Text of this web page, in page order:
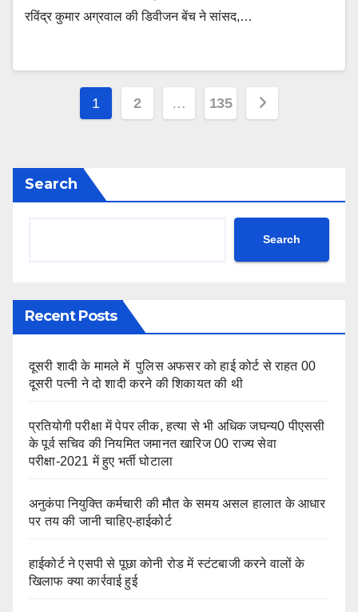
रविंद्र कुमार अग्रवाल की डिवीजन बेंच ने सांसद,…
Posts
1 2 … 135
Search
Search
Recent Posts
दूसरी शादी के मामले में पुलिस अफसर को हाई कोर्ट से राहत 00
दूसरी पत्नी ने दो शादी करने की शिकायत की थी
प्रतियोगी परीक्षा में पेपर लीक, हत्या से भी अधिक जघन्य0 पीएससी
के पूर्व सचिव की नियमित जमानत खारिज 00 राज्य सेवा
परीक्षा-2021 में हुए भर्ती घोटाला
अनुकंपा नियुक्ति कर्मचारी की मौत के समय असल हालात के आधार
पर तय की जानी चाहिए-हाईकोर्ट
हाईकोर्ट ने एसपी से पूछा कोनी रोड में स्टंटबाजी करने वालों के
खिलाफ क्या कार्रवाई हुई